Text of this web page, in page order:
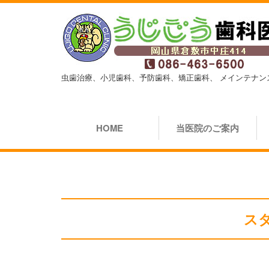
虫歯治療、小児歯科、予防歯科、矯正歯科、 メインテナ
HOME 当医院のご案内
ス